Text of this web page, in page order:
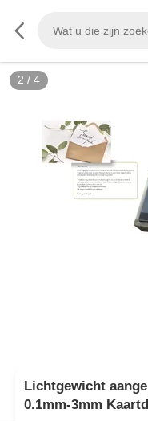
2 / 4
Lichtgewicht
0.1mm-3mm